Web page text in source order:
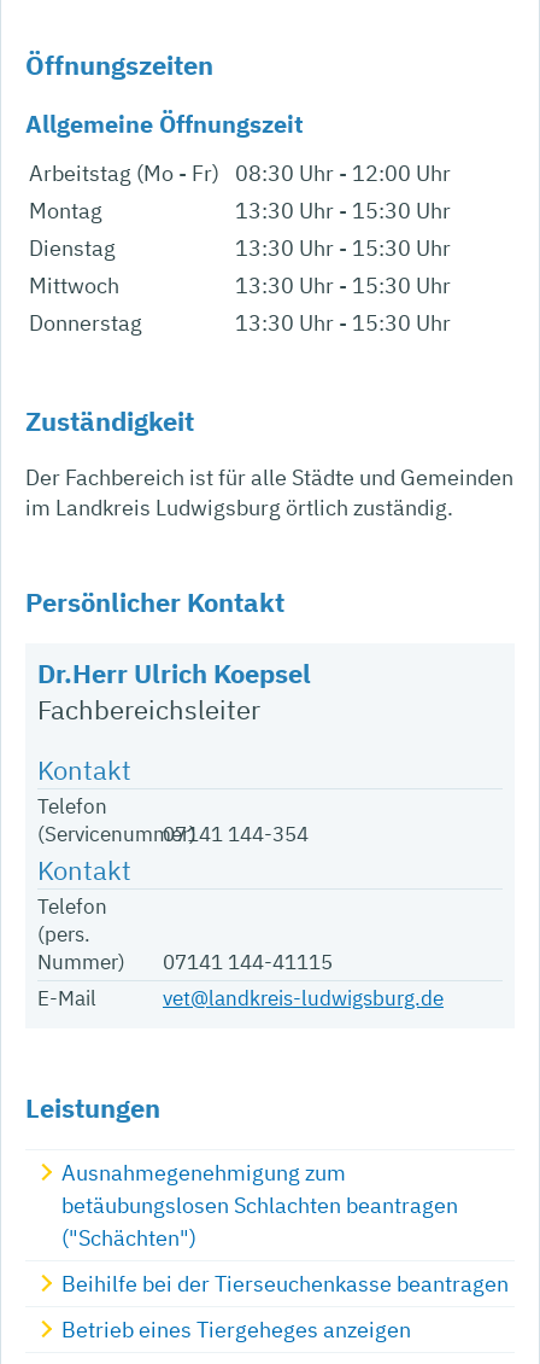
Öffnungszeiten
Allgemeine Öffnungszeit
Arbeitstag (Mo - Fr) 08:30 Uhr - 12:00 Uhr
Montag
13:30 Uhr - 15:30 Uhr
Dienstag
13:30 Uhr - 15:30 Uhr
Mittwoch
13:30 Uhr - 15:30 Uhr
Donnerstag
13:30 Uhr - 15:30 Uhr
Zuständigkeit
Der Fachbereich ist für alle Städte und Gemeinden
im Landkreis Ludwigsburg örtlich zuständig.
Persönlicher Kontakt
Herr
Dr. Ulrich Koepsel
Fachbereichsleiter
Telefon
(Servicenummer)07141 144-354
Telefon
(pers.
Nummer)
07141 144-41115
E-Mail
vet@landkreis-ludwigsburg.de
Leistungen
Ausnahmegenehmigung zum
betäubungslosen Schlachten beantragen
("Schächten")
Beihilfe bei der Tierseuchenkasse beantragen
Betrieb eines Tiergeheges anzeigen